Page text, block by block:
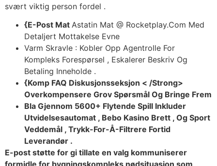
svært viktig person fordel .
{E-Post Mat Astatin Mat @ Rocketplay.Com Med
Detaljert Mottakelse Evne
Varm Skravle : Kobler Opp Agentrolle For
Kompleks Forespørsel , Eskalerer Beskriv Og
Betaling Inneholde .
{Komp FAQ Diskusjonsseksjon < /Strong>
Overkompensere Grov Spørsmål Og Bringe Frem
Bla Gjennom 5600+ Flytende Spill Inkluder
Utvidelsesautomat , Bebo Kasino Brett , Og Sport
Veddemål , Trykk-For-Å-Filtrere Fortid
Leverandør .
E-post støtte for gi tillate en valg kommuniserer